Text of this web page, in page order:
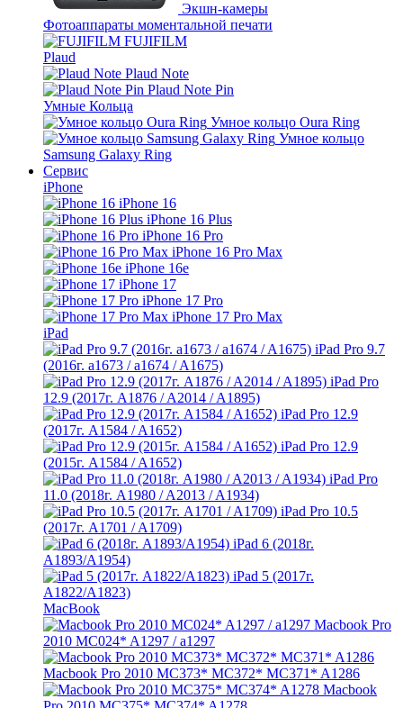
Экшн-камеры
Фотоаппараты моментальной печати
FUJIFILM
Plaud
Plaud Note
Plaud Note Pin
Умные Кольца
Умное кольцо Oura Ring
Умное кольцо
Samsung Galaxy Ring
Сервис
iPhone
iPhone 16
iPhone 16 Plus
iPhone 16 Pro
iPhone 16 Pro Max
iPhone 16e
iPhone 17
iPhone 17 Pro
iPhone 17 Pro Max
iPad
iPad Pro 9.7
(2016г. a1673 / a1674 / A1675)
iPad Pro
12.9 (2017г. A1876 / A2014 / A1895)
iPad Pro 12.9
(2017г. A1584 / A1652)
iPad Pro 12.9
(2015г. A1584 / A1652)
iPad Pro
11.0 (2018г. A1980 / A2013 / A1934)
iPad Pro 10.5
(2017г. A1701 / A1709)
iPad 6 (2018г.
A1893/A1954)
iPad 5 (2017г.
A1822/A1823)
MacBook
Macbook Pro
2010 MC024* A1297 / a1297
Macbook Pro 2010 MC373* MC372* MC371* A1286
Macbook